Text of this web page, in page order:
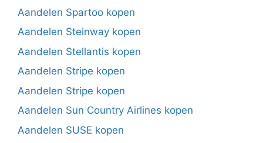
Aandelen Spartoo kopen
Aandelen Steinway kopen
Aandelen Stellantis kopen
Aandelen Stripe kopen
Aandelen Stripe kopen
Aandelen Sun Country Airlines kopen
Aandelen SUSE kopen